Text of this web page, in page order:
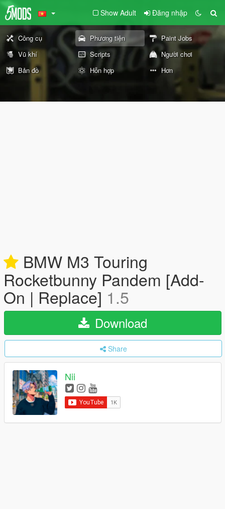
Show Adult Đăng nhập
Công cụ Phương tiện
Paint Jobs
Vũ khí
Scripts
Người chơi
Bản đồ
Hỗn hợp Hơn
BMW M3 Touring
Rocketbunny Pandem [Add-
On | Replace] 1.5
Download
Share
Nii